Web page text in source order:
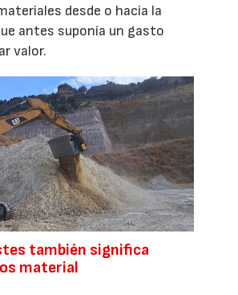
desde o hacia la
antes suponía un gasto
valor.
también significa
material